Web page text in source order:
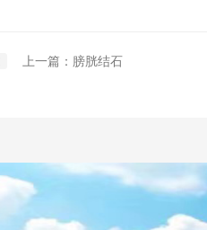
上一篇：膀胱结石